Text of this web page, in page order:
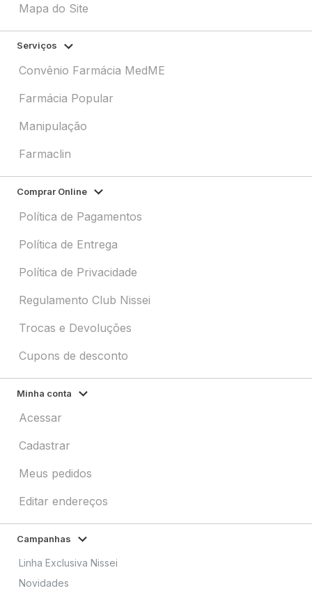
Mapa do Site
Serviços
Convênio Farmácia MedME
Farmácia Popular
Manipulação
Farmaclin
Comprar Online
Política de Pagamentos
Política de Entrega
Política de Privacidade
Regulamento Club Nissei
Trocas e Devoluções
Cupons de desconto
Minha conta
Acessar
Cadastrar
Meus pedidos
Editar endereços
Campanhas
Linha Exclusiva Nissei
Novidades